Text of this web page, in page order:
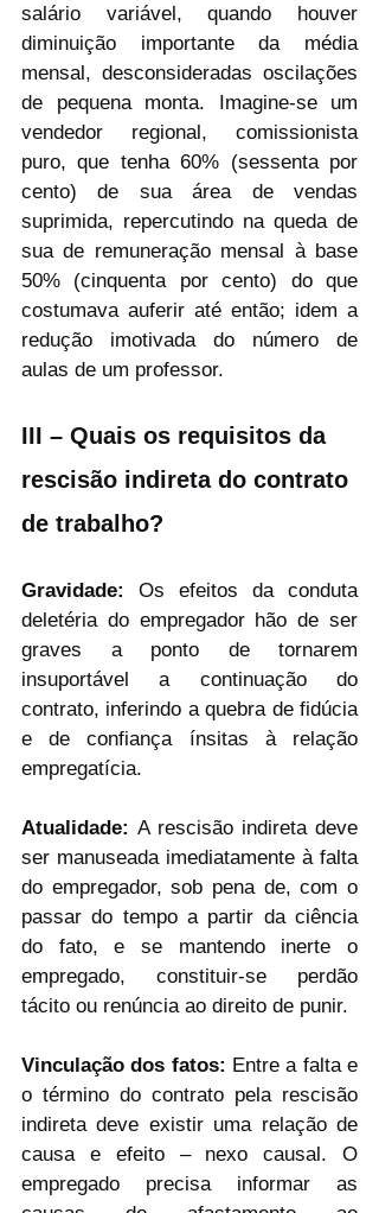
salário variável, quando houver
diminuição importante da média
mensal, desconsideradas oscilações
de pequena monta. Imagine-se um
vendedor regional, comissionista
puro, que tenha 60% (sessenta por
cento) de sua área de vendas
suprimida, repercutindo na queda de
sua de remuneração mensal à base
50% (cinquenta por cento) do que
costumava auferir até então; idem a
redução imotivada do número de
aulas de um professor.
III – Quais os requisitos da
rescisão indireta do contrato
de trabalho?
Gravidade:
Os efeitos da conduta
deletéria do empregador hão de ser
graves a ponto de tornarem
insuportável a continuação do
contrato, inferindo a quebra de fidúcia
e de confiança ínsitas à relação
empregatícia.
Atualidade: A rescisão indireta deve
ser manuseada imediatamente à falta
do empregador, sob pena de, com o
passar do tempo a partir da ciência
do fato, e se mantendo inerte o
empregado, constituir-se perdão
tácito ou renúncia ao direito de punir.
Vinculação dos fatos: Entre a falta e
o término do contrato pela rescisão
indireta deve existir uma relação de
causa e efeito – nexo causal. O
empregado precisa informar as